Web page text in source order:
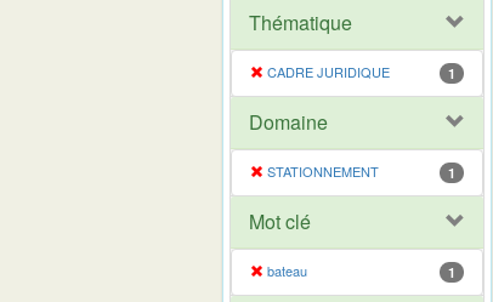
Thématique
CADRE JURIDIQUE 1
Domaine
STATIONNEMENT 1
Mot clé
bateau 1